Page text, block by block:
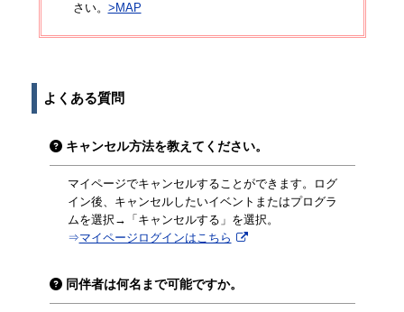
さい。 >MAP
よくある質問
キャンセル方法を教えてください。
マイページでキャンセルすることができます。ログ
イン後、キャンセルしたいイベントまたはプログラ
ムを選択→「キャンセルする」を選択。
⇒マイページログインはこちら
同伴者は何名まで可能ですか。